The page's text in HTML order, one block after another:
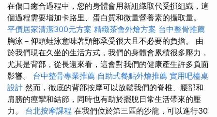
在傷口癒合過程中，您的身體會用新組織取代受損組織，這
個過程需要增加卡路里、蛋白質和微量營養素的攝取量。
平價居家清潔300元方案 精緻茶會外燴方案 台中整骨推薦
胸泳－仰頭蛙泳意味著頸部承受很大且不必要的負擔。 由
於我們現在久坐的生活方式，我們的身體會累積很多壓力，
尤其是背部，從長遠來看，這會對我們的健康產生許多負面
影響。 台中整骨專業推薦 自助式餐點外燴推薦 實用吧檯桌
設計 然而，徹底的背部按摩可以放鬆我們的脊椎、腰部和
肩膀的痙攣和結節，同時也有助於擺脫日常生活帶來的壓
力。 台北按摩課程 在我們位於第三區的沙龍，可以進行30